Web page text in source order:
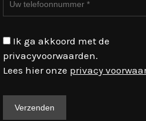
Ik ga akkoord met de
privacyvoorwaarden.
Lees hier onze privacy